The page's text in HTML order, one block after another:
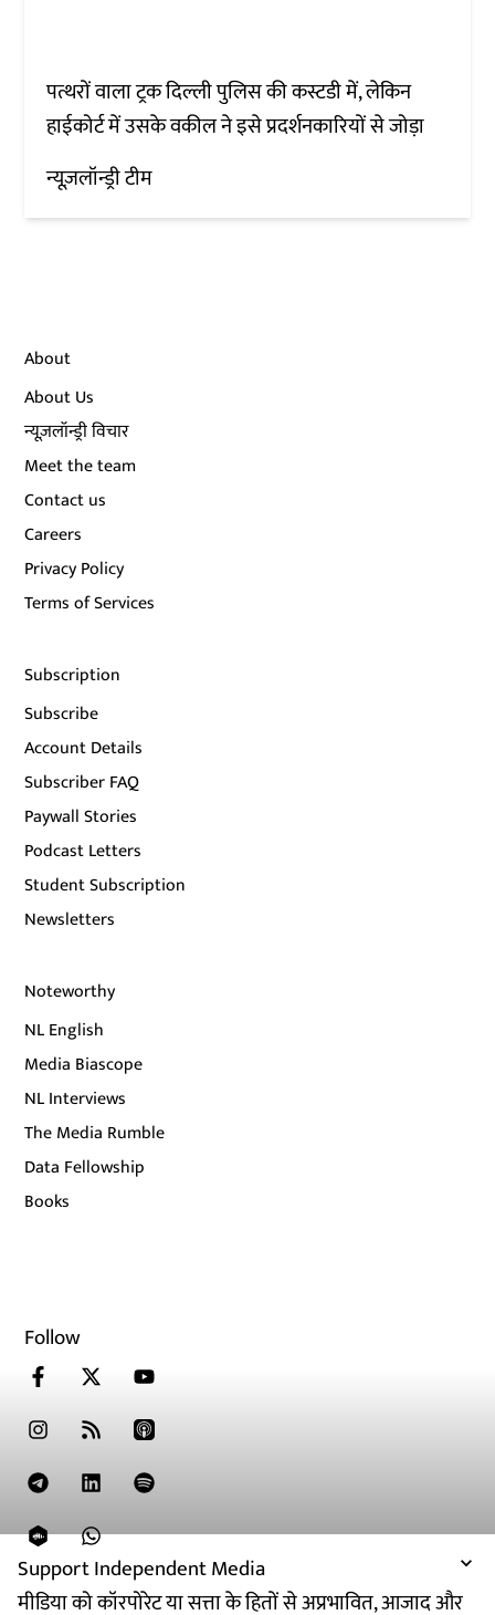
Support Independent Media
मीडिया को कॉरपोरेट या सत्ता के हितों से अप्रभावित, आजाद और
पत्थरों वाला ट्रक दिल्ली पुलिस की कस्टडी में, लेकिन
हाईकोर्ट में उसके वकील ने इसे प्रदर्शनकारियों से जोड़ा
न्यूज़लॉन्ड्री टीम
About
About Us
न्यूज़लॉन्ड्री विचार
Meet the team
Contact us
Careers
Privacy Policy
Terms of Services
Subscription
Subscribe
Account Details
Subscriber FAQ
Paywall Stories
Podcast Letters
Student Subscription
Newsletters
Noteworthy
NL English
Media Biascope
NL Interviews
The Media Rumble
Data Fellowship
Books
Follow